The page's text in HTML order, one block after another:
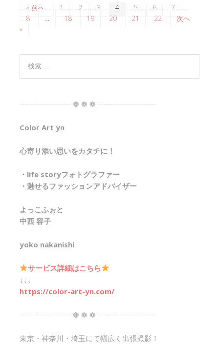
« 前へ 1 2 3 4 5 6
7
8
18 19 20 21 22
次へ
»
┈┈┈┈┈┈┈ ❁ ❁ ❁ ┈┈┈┈┈┈┈┈
Color Art yn
心寄り添い思いをカタチに！
・life storyフォトグラファー
・魅せるファッションアドバイザー
よっこふぉと
中西 容子
yoko nakanishi
サービス詳細はこちら
↓↓↓
https://color-art-yn.com/
┈┈┈┈┈┈┈ ❁ ❁ ❁ ┈┈┈┈┈┈┈┈
東京・神奈川・埼玉にて幅広く出張撮影！